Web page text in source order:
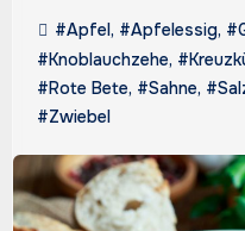
#Apfel, #Apfelessig,
#Knoblauchzehe,
#Rote Bete, #Sahne,
#Zwiebel